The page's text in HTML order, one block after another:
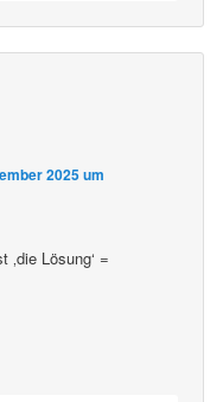
2025 um
Lösung‘ =